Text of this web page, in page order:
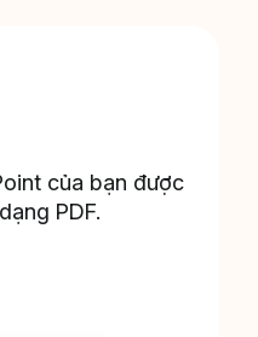
của bạn được
PDF.